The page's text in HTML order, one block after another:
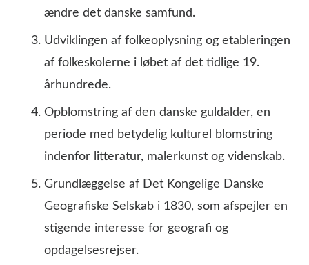
ændre det danske samfund.
Udviklingen af folkeoplysning og etableringen
af folkeskolerne i løbet af det tidlige 19.
århundrede.
Opblomstring af den danske guldalder, en
periode med betydelig kulturel blomstring
indenfor litteratur, malerkunst og videnskab.
Grundlæggelse af Det Kongelige Danske
Geografiske Selskab i 1830, som afspejler en
stigende interesse for geografi og
opdagelsesrejser.